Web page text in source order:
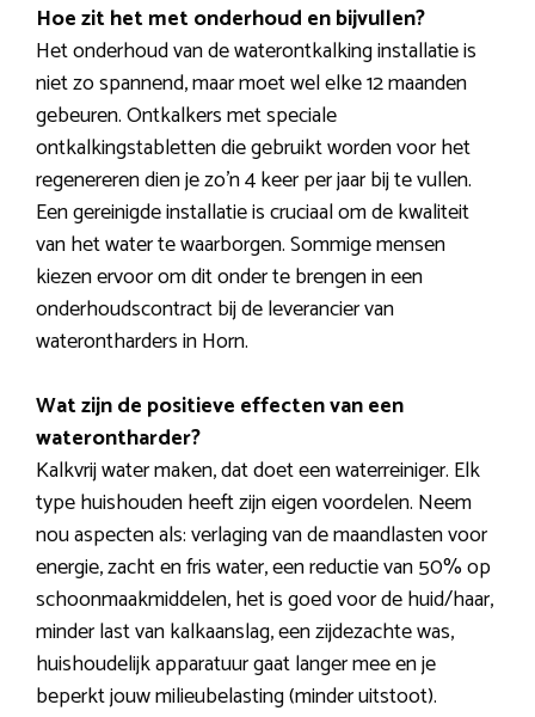
Hoe zit het met onderhoud en bijvullen?
Het onderhoud van de waterontkalking installatie is
niet zo spannend, maar moet wel elke 12 maanden
gebeuren. Ontkalkers met speciale
ontkalkingstabletten die gebruikt worden voor het
regenereren dien je zo’n 4 keer per jaar bij te vullen.
Een gereinigde installatie is cruciaal om de kwaliteit
van het water te waarborgen. Sommige mensen
kiezen ervoor om dit onder te brengen in een
onderhoudscontract bij de leverancier van
waterontharders in Horn.
Wat zijn de positieve effecten van een
waterontharder?
Kalkvrij water maken, dat doet een waterreiniger. Elk
type huishouden heeft zijn eigen voordelen. Neem
nou aspecten als: verlaging van de maandlasten voor
energie, zacht en fris water, een reductie van 50% op
schoonmaakmiddelen, het is goed voor de huid/haar,
minder last van kalkaanslag, een zijdezachte was,
huishoudelijk apparatuur gaat langer mee en je
beperkt jouw milieubelasting (minder uitstoot).